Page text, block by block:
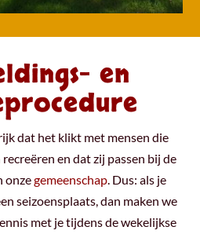
en
dat het klikt met mensen die
en dat zij passen bij de
onzegemeenschap. Dus: als je
seizoensplaats, dan maken we
met je tijdens de wekelijkse